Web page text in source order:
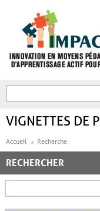
FORMULAIRE DE
VIGNETTES DE
Accueil Recherche
RECHERCHER